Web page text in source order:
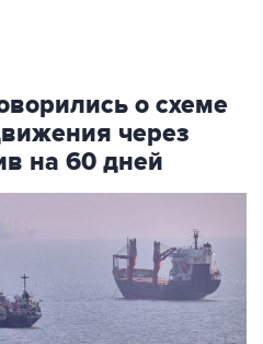
о схеме
через
на 60 дней